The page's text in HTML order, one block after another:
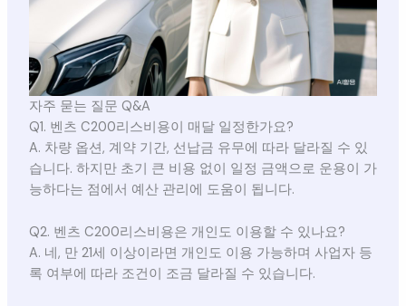
자주 묻는 질문 Q&A
Q1. 벤츠 C200리스비용이 매달 일정한가요?
A. 차량 옵션, 계약 기간, 선납금 유무에 따라 달라질 수 있
습니다. 하지만 초기 큰 비용 없이 일정 금액으로 운용이 가
능하다는 점에서 예산 관리에 도움이 됩니다.
Q2. 벤츠 C200리스비용은 개인도 이용할 수 있나요?
A. 네, 만 21세 이상이라면 개인도 이용 가능하며 사업자 등
록 여부에 따라 조건이 조금 달라질 수 있습니다.